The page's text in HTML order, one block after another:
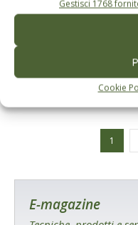
Gestisci 1768
Cookie
BioMagnet ORO
DiRedazione Olivo e Olio 16
1
E-magazine